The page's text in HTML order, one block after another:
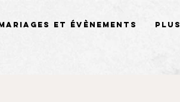
et évènements Plus